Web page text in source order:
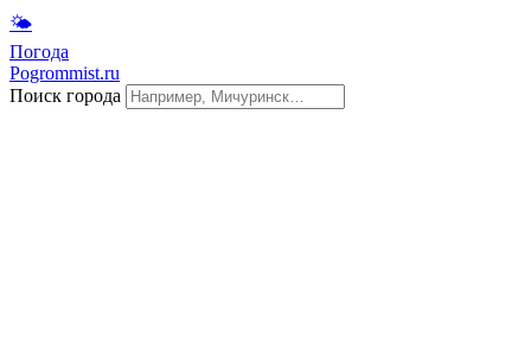
🌤
Погода
Pogrommist.ru
Поиск города